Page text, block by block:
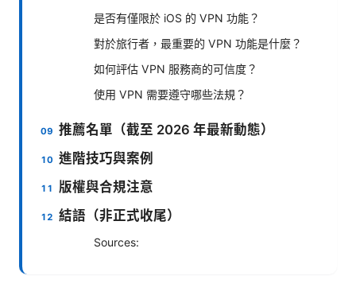
是否有僅限於 iOS 的 VPN 功能？
對於旅行者，最重要的 VPN 功能是什麼？
如何評估 VPN 服務商的可信度？
使用 VPN 需要遵守哪些法規？
推薦名單（截至 2026 年最新動態）
進階技巧與案例
版權與合規注意
結語（非正式收尾）
Sources: